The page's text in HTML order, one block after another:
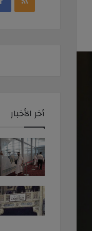
أخر الأخبار